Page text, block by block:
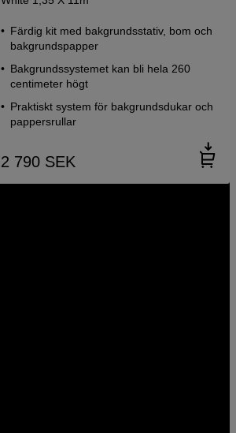
Färdig kit med bakgrundsstativ, bom och
bakgrundspapper
Bakgrundssystemet kan bli hela 260
centimeter högt
Praktiskt system för bakgrundsdukar och
pappersrullar
2 790 SEK